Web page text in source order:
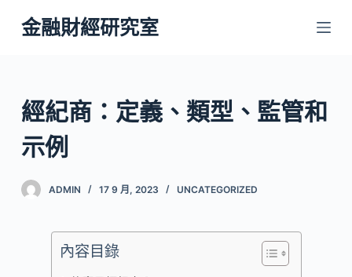
跳
至
內
容
金融財經研究室
經紀商：定義、類型、監管和
示例
ADMIN 17 9 月, 2023 UNCATEGORIZED
內容目錄